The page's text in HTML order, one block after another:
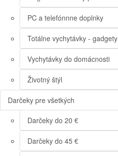
PC a telefónnne doplnky
Totálne vychytávky - gadgety
Vychytávky do domácnosti
Životný štýl
Darčeky pre všetkých
Darčeky do 20 €
Darčeky do 45 €